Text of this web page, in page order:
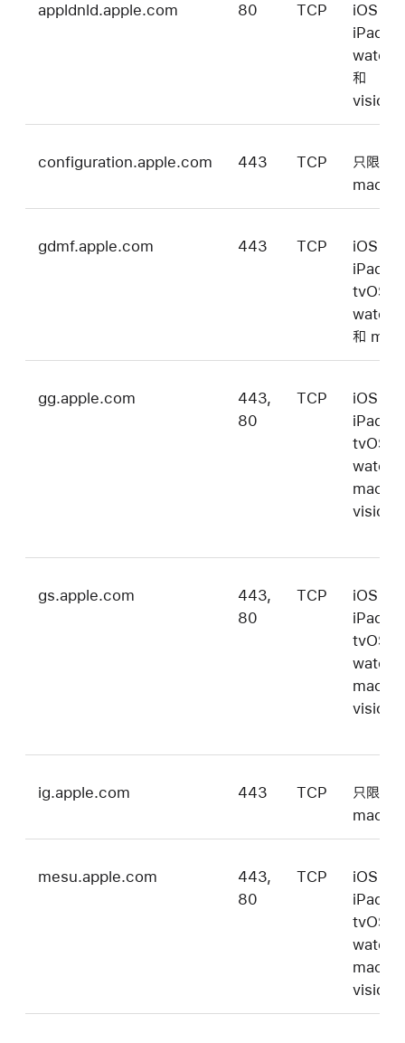
appldnld.apple.com 80 TCP
iOS、
iPadOS
和
configuration.apple.com 443 TCP
只限
macOS
gdmf.apple.com 443 TCP
iOS、
iPadOS
tvOS、
和
gg.apple.com
443,
80
TCP
iOS、
iPadOS
tvOS、
gs.apple.com
443,
80
TCP
iOS、
iPadOS
tvOS、
ig.apple.com 443 TCP
只限
macOS
mesu.apple.com
443,
80
TCP
iOS、
iPadOS
tvOS、